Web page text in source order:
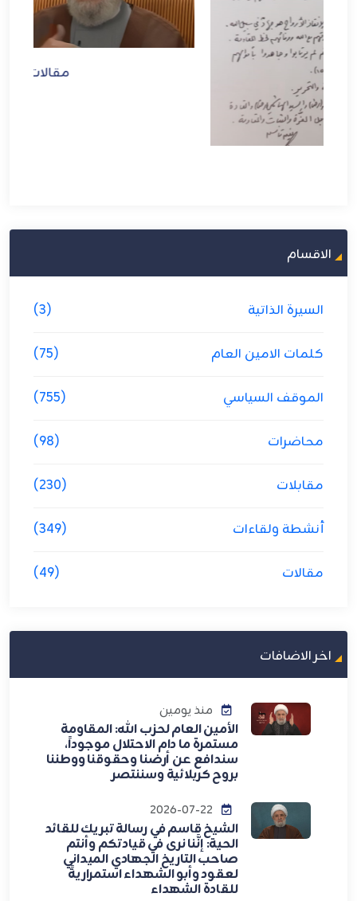
الاقسام
السيرة الذاتية (3)
كلمات الامين العام (75)
الموقف السياسي (755)
محاضرات (98)
مقابلات (230)
أنشطة ولقاءات (349)
مقالات (49)
اخر الاضافات
منذ يومين
الأمين العام لحزب الله: المقاومة
مستمرة ما دام الاحتلال موجوداً،
سندافع عن أرضنا وحقوقنا ووطننا
بروح كربلائية وسننتصر
الشيخ قاسم في رسالة تبريك للقائد
الحية: إنَّنا نرى في قيادتكم وأنتم
صاحب التاريخ الجهادي الميداني
لعقود وأبو الشهداء استمراريةً
للقادة الشهداء